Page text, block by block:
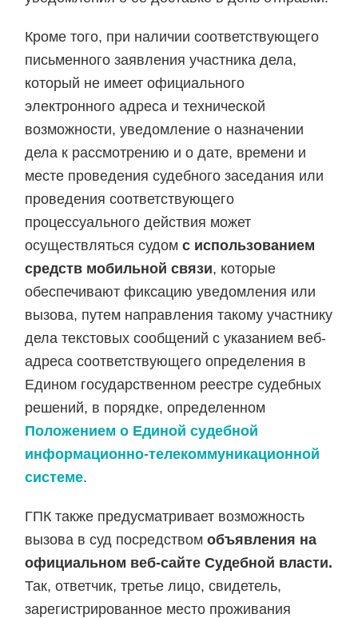
Кроме того, при наличии соответствующего
письменного заявления участника дела,
который не имеет официального
электронного адреса и технической
возможности, уведомление о назначении
дела к рассмотрению и о дате, времени и
месте проведения судебного заседания или
проведения соответствующего
процессуального действия может
осуществляться судомс использованием
средств мобильной связи, которые
обеспечивают фиксацию уведомления или
вызова, путем направления такому участнику
дела текстовых сообщений с указанием веб-
адреса соответствующего определения в
Едином государственном реестре судебных
решений, в порядке, определенном
Положением о Единой судебной
информационно-телекоммуникационной
системе.
ГПК также предусматривает возможность
вызова в суд посредствомобъявления на
официальном веб-сайте Судебной власти.
Так, ответчик, третье лицо, свидетель,
зарегистрированное место проживания